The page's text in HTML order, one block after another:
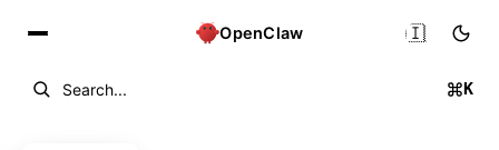
OpenClaw
Search... K
🇮🇹